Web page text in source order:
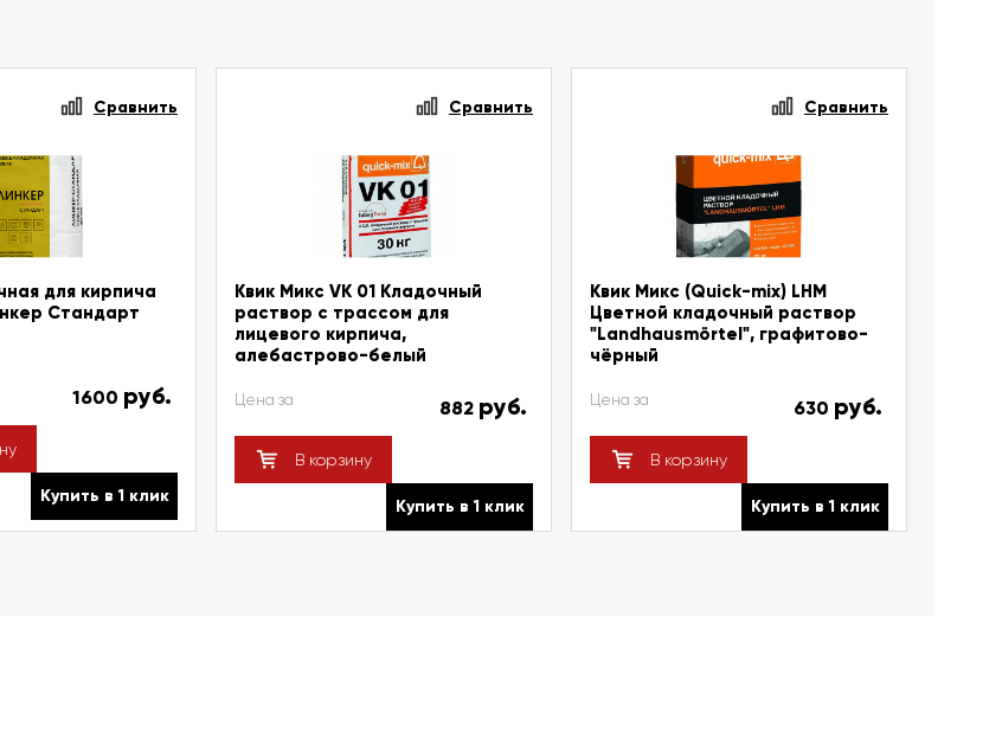
Сравнить
для кирпича
Стандарт
1600 руб.
Купить в 1 клик
Сравнить
Квик Микс VK 01 Кладочный
раствор с трассом для
лицевого кирпича,
алебастрово-белый
Цена за 882 руб.
В корзину
Купить в 1 клик
Сравнить
Квик Микс (Quick-mix) LHM
Цветной кладочный раствор
"Landhausmörtel", графитово-
чёрный
Цена за 630 руб.
В корзину
Купить в 1 клик